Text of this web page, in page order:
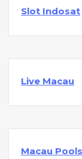
Slot Indosat
Live Macau
Macau Pools